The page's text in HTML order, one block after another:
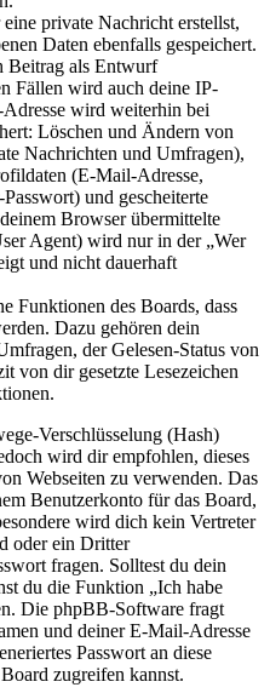
private Nachricht erstellst,
Daten ebenfalls gespeichert.
Beitrag als Entwurf
Fällen wird auch deine IP-
wird weiterhin bei
Löschen und Ändern von
Nachrichten und Umfragen),
(E-Mail-Adresse,
und gescheiterte
Browser übermittelte
Agent) wird nur in der „Wer
und nicht dauerhaft
Funktionen des Boards, dass
Dazu gehören dein
der Gelesen-Status von
von dir gesetzte Lesezeichen
Verschlüsselung (Hash)
wird dir empfohlen, dieses
Webseiten zu verwenden. Das
Benutzerkonto für das Board,
wird dich kein Vertreter
oder ein Dritter
fragen. Solltest du dein
du die Funktion „Ich habe
Die phpBB-Software fragt
und deiner E-Mail-Adresse
Passwort an diese
zugreifen kannst.